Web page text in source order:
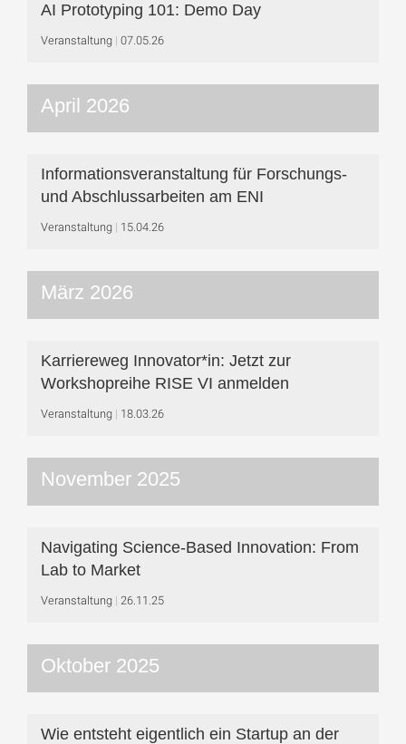
AI Prototyping 101: Demo Day
Veranstaltung 07.05.26
April 2026
Informationsveranstaltung für Forschungs-
und Abschlussarbeiten am ENI
Veranstaltung 15.04.26
März 2026
Karriereweg Innovator*in: Jetzt zur
Workshop­reihe RISE VI anmelden
Veranstaltung 18.03.26
November 2025
Navigating Science-Based Innovation: From
Lab to Market
Veranstaltung 26.11.25
Oktober 2025
Wie entsteht eigentlich ein Startup an der